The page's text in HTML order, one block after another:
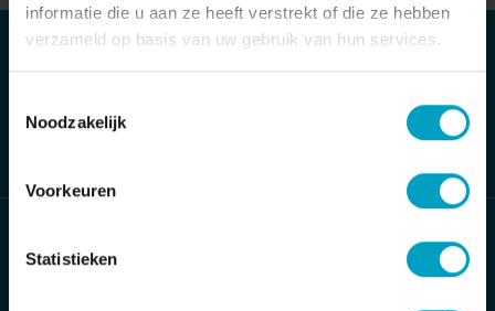
informatie die u aan ze heeft verstrekt of die ze hebben
verzameld op basis van uw gebruik van hun services.
Noodzakelijk
Voorkeuren
Statistieken
Projectontwikkeling